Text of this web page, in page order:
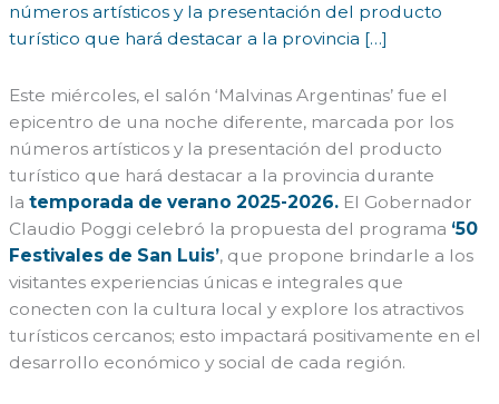
números artísticos y la presentación del producto
turístico que hará destacar a la provincia […]
Este miércoles, el salón ‘Malvinas Argentinas’ fue el
epicentro de una noche diferente, marcada por los
números artísticos y la presentación del producto
turístico que hará destacar a la provincia durante
la temporada de verano 2025-2026. El Gobernador
Claudio Poggi celebró la propuesta del programa ‘50
Festivales de San Luis’, que propone brindarle a los
visitantes experiencias únicas e integrales que
conecten con la cultura local y explore los atractivos
turísticos cercanos; esto impactará positivamente en el
desarrollo económico y social de cada región.